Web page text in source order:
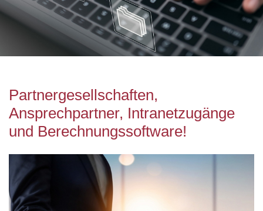
Partnergesellschaften,
Ansprechpartner, Intranetzugänge
und Berechnungssoftware!